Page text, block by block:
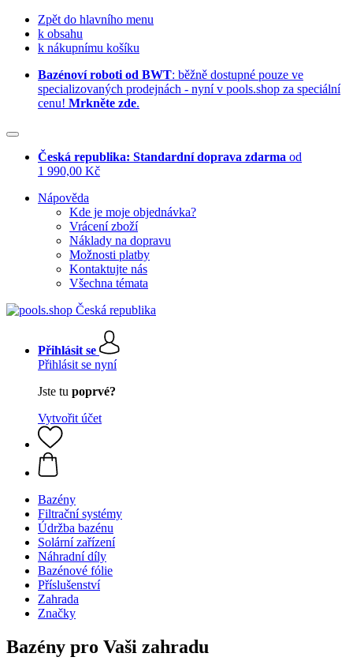
Zpět do hlavního menu
k obsahu
k nákupnímu košíku
Bazénoví roboti od BWT: běžně dostupné pouze ve
specializovaných prodejnách - nyní v pools.shop za speciální
cenu! Mrkněte zde.
Česká republika: Standardní doprava zdarma od
1 990,00 Kč
Nápověda
Kde je moje objednávka?
Vrácení zboží
Náklady na dopravu
Možnosti platby
Kontaktujte nás
Všechna témata
Přihlásit se
Přihlásit se nyní
Jste tu poprvé?
Vytvořit účet
Bazény
Filtrační systémy
Údržba bazénu
Solární zařízení
Náhradní díly
Bazénové fólie
Příslušenství
Zahrada
Značky
Bazény pro Vaši zahradu